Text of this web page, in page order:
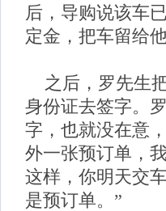
后，导购说该车
定金，把车留给他
之后，罗先生
身份证去签字。
字，也就没在意
外一张预订单，
这样，你明天交
是预订单。”